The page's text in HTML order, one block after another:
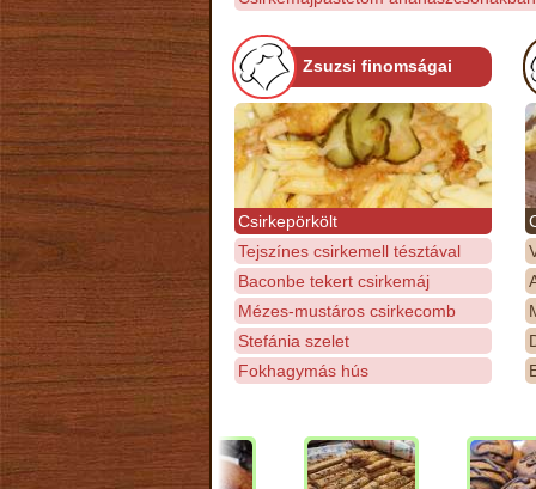
Zsuzsi finomságai
Csirkepörkölt
Tejszínes csirkemell tésztával
Baconbe tekert csirkemáj
Mézes-mustáros csirkecomb
Stefánia szelet
Fokhagymás hús